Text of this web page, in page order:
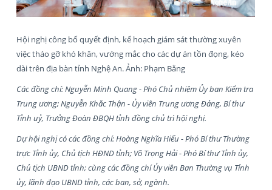
Hội nghị công bố quyết định, kế hoạch giám sát thường xuyên
việc tháo gỡ khó khăn, vướng mắc cho các dự án tồn đọng, kéo
dài trên địa bàn tỉnh Nghệ An. Ảnh: Phạm Bằng
Các đồng chí: Nguyễn Minh Quang - Phó Chủ nhiệm Ủy ban Kiểm tra
Trung ương; Nguyễn Khắc Thận - Ủy viên Trung ương Đảng, Bí thư
Tỉnh uỷ, Trưởng Đoàn ĐBQH tỉnh đồng chủ trì hội nghị.
Dự hội nghị có các đồng chí: Hoàng Nghĩa Hiếu - Phó Bí thư Thường
trực Tỉnh ủy, Chủ tịch HĐND tỉnh; Võ Trọng Hải - Phó Bí thư Tỉnh ủy,
Chủ tịch UBND tỉnh; cùng các đồng chí Ủy viên Ban Thường vụ Tỉnh
ủy, lãnh đạo UBND tỉnh, các ban, sở, ngành.